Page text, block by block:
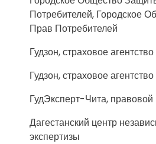
Потребителей, Городское
Прав Потребителей
Гудзон, страховое агентство
Гудзон, страховое агентство
ГудЭксперт-Чита, правовой
Дагестанский центр
экспертизы